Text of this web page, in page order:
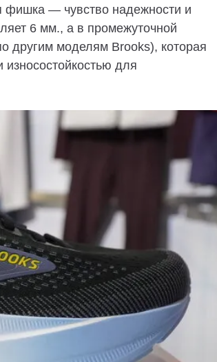
фишка — чувство надежности и
6 мм., а в промежуточной
другим моделям Brooks), которая
для